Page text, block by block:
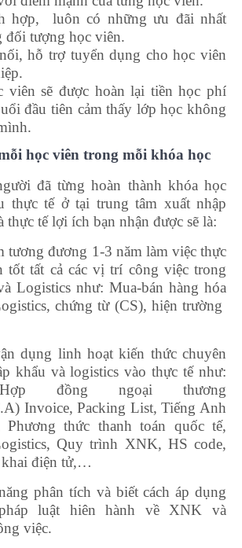
hợp, luôn có những ưu đãi nhất
đối tượng học viên.
hỗ trợ tuyển dụng cho học viên
viên sẽ được hoàn lại tiền học phí
đầu tiên cảm thấy lớp học không
học viên trong mỗi khóa học
đã từng hoàn thành khóa học
thực tế ở tại trung tâm xuất nhập
tế lợi ích bạn nhận được sẽ là:
tương đương 1-3 năm làm việc thực
tốt tất cả các vị trí công việc trong
Logistics như: Mua-bán hàng hóa
chứng từ (CS), hiện trường
dụng linh hoạt kiến thức chuyên
khẩu và logistics vào thực tế như:
Hợp đồng ngoại thương
Invoice, Packing List, Tiếng Anh
Phương thức thanh toán quốc tế,
Quy trình XNK, HS code,
điện tử,…
phân tích và biết cách áp dụng
luật hiên hành về XNK và
việc.